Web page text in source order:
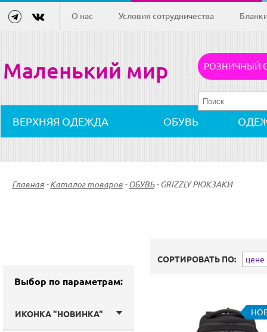
О нас Условия сотрудничества
Маленький мир РОЗНИЧНЫЙ
ВЕРХНЯЯ ОДЕЖДА ОБУВЬ
Главная - Каталог товаров - ОБУВЬ - GRIZZLY РЮКЗАКИ
Выбор по параметрам:
ИКОНКА "НОВИНКА"
СОРТИРОВАТЬ ПО: цене